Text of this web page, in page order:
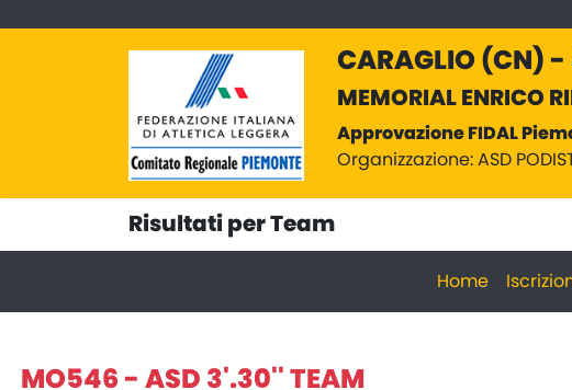
CARAGLIO (CN) -
MEMORIAL ENRICO
Approvazione FIDAL
Organizzazione: ASD
Risultati per Team
Home
MO546 - ASD 3'.30'' TEAM